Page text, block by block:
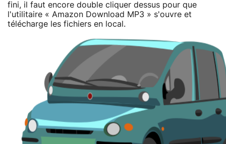
fini, il faut encore double cliquer dessus pour que
l'utilitaire « Amazon Download MP3 » s'ouvre et
télécharge les fichiers en local.